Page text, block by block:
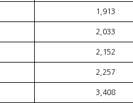
1,913
2,033
2,152
2,257
3,408